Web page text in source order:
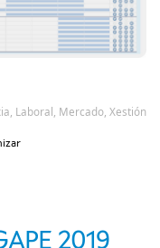
Laboral, Mercado, Xestión
2019